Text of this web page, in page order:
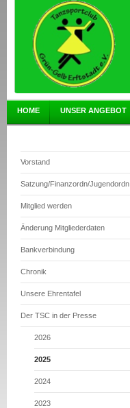
HOME UNSER ANGEBOT
Vorstand
Satzung/Finanzordn/Jugendordn
Mitglied werden
Änderung Mitgliederdaten
Bankverbindung
Chronik
Unsere Ehrentafel
Der TSC in der Presse
2026
2025
2024
2023